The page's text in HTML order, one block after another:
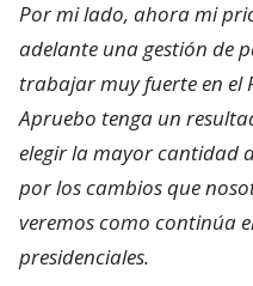
Por mi lado, ahora mi
adelante una gestión de
trabajar muy fuerte en el
Apruebo tenga un
elegir la mayor cantidad
por los cambios que
veremos como continúa
presidenciales.